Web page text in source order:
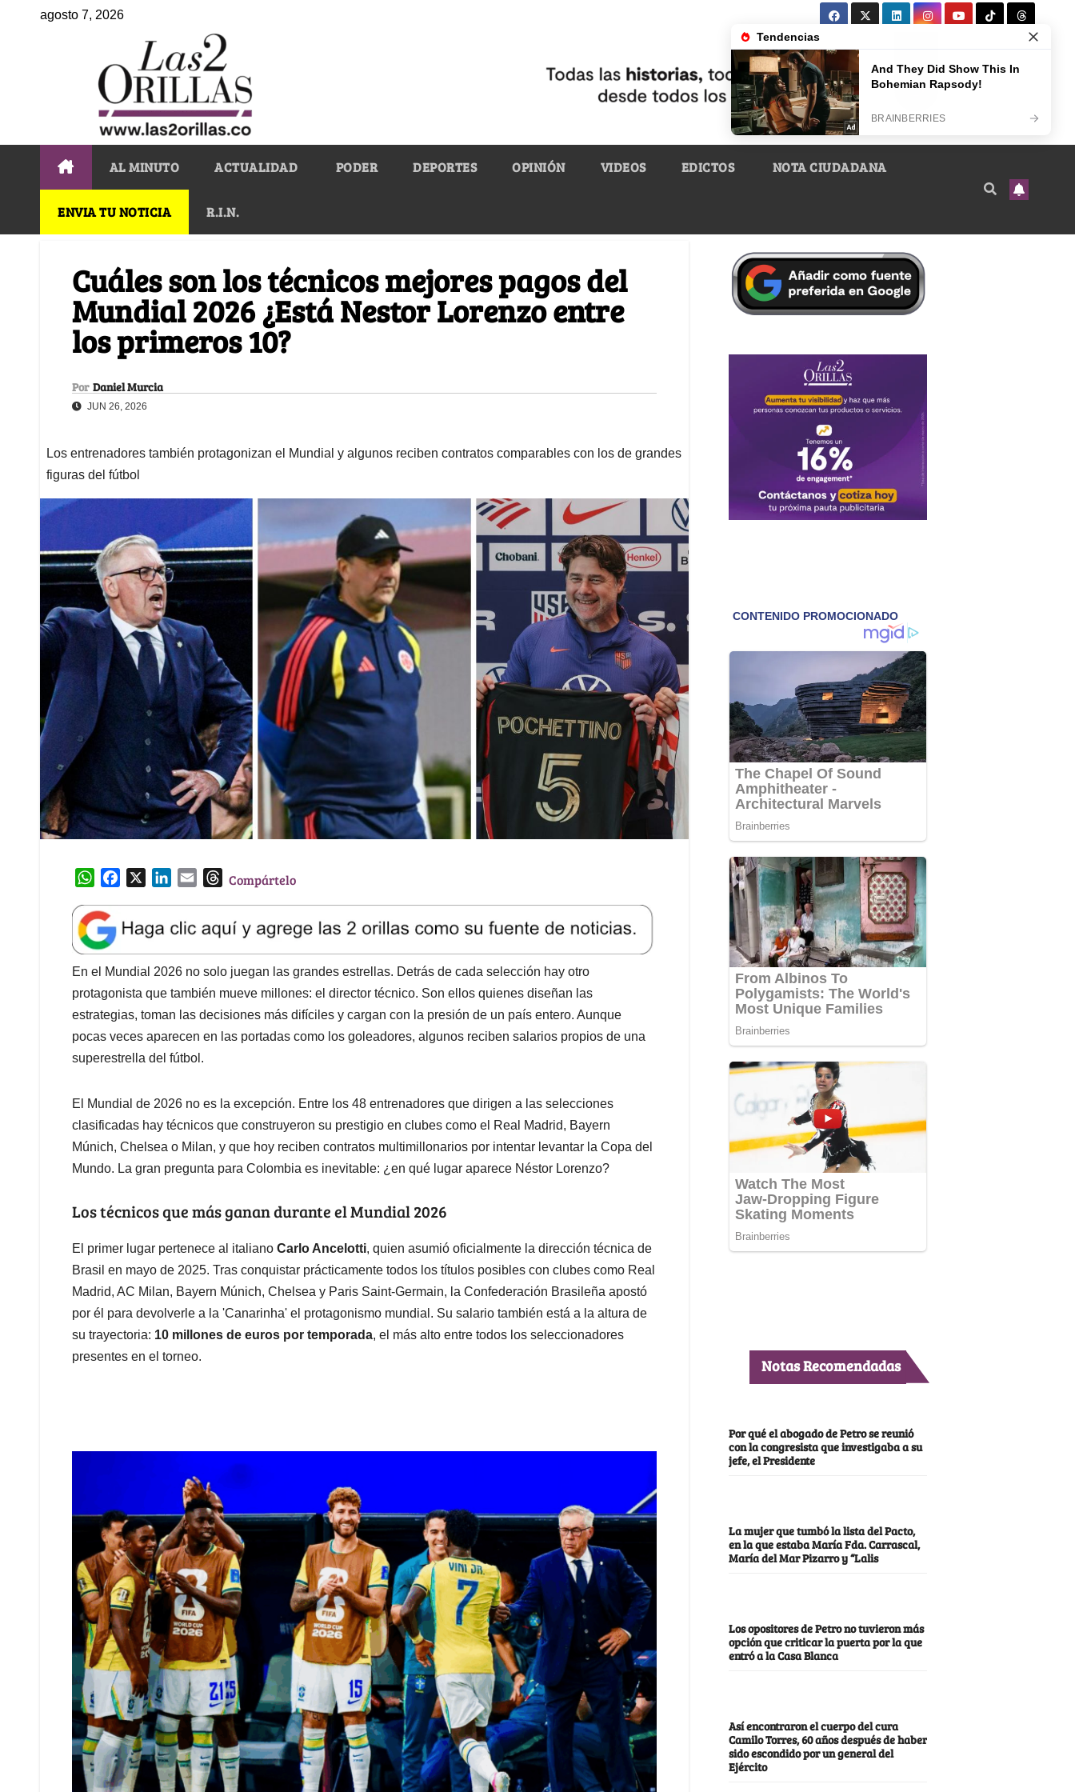
agosto 7, 2026
AL MINUTO ACTUALIDAD PODER DEPORTES OPINIÓN VIDEOS EDICTOS NOTA CIUDADANA
ENVIA TU NOTICIA R.I.N.
Cuáles son los técnicos mejores pagos del
Mundial 2026 ¿Está Nestor Lorenzo entre
los primeros 10?
Por Daniel Murcia
JUN 26, 2026
Los entrenadores también protagonizan el Mundial y algunos reciben contratos comparables con los de grandes
figuras del fútbol
W
a
t
s
A
p
p
e
b
o
o
k
k
e
d
I
n
l
T
e
a
d
s
Compártelo
En el Mundial 2026 no solo juegan las grandes estrellas. Detrás de cada selección hay otro
protagonista que también mueve millones: el director técnico. Son ellos quienes diseñan las
estrategias, toman las decisiones más difíciles y cargan con la presión de un país entero. Aunque
pocas veces aparecen en las portadas como los goleadores, algunos reciben salarios propios de una
superestrella del fútbol.
El Mundial de 2026 no es la excepción. Entre los 48 entrenadores que dirigen a las selecciones
clasificadas hay técnicos que construyeron su prestigio en clubes como el Real Madrid, Bayern
Múnich, Chelsea o Milan, y que hoy reciben contratos multimillonarios por intentar levantar la Copa del
Mundo. La gran pregunta para Colombia es inevitable: ¿en qué lugar aparece Néstor Lorenzo?
Los técnicos que más ganan durante el Mundial 2026
El primer lugar pertenece al italiano Carlo Ancelotti, quien asumió oficialmente la dirección técnica de
Brasil en mayo de 2025. Tras conquistar prácticamente todos los títulos posibles con clubes como Real
Madrid, AC Milan, Bayern Múnich, Chelsea y Paris Saint-Germain, la Confederación Brasileña apostó
por él para devolverle a la 'Canarinha' el protagonismo mundial. Su salario también está a la altura de
su trayectoria: 10 millones de euros por temporada, el más alto entre todos los seleccionadores
presentes en el torneo.
Notas Recomendadas
Por qué el abogado de Petro se reunió
con la congresista que investigaba a su
jefe, el Presidente
La mujer que tumbó la lista del Pacto,
en la que estaba María Fda. Carrascal,
María del Mar Pizarro y “Lalis
Los opositores de Petro no tuvieron más
opción que criticar la puerta por la que
entró a la Casa Blanca
Así encontraron el cuerpo del cura
Camilo Torres, 60 años después de haber
sido escondido por un general del
Ejército